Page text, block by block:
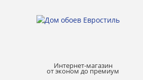
Интернет-магазин
от эконом до премиум